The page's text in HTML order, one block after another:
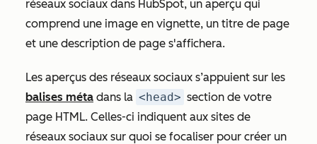
réseaux sociaux dans HubSpot, un aperçu qui
comprend une image en vignette, un titre de page
et une description de page s'affichera.
Les aperçus des réseaux sociaux s’appuient sur les
balises méta dans la <head> section de votre
page HTML. Celles-ci indiquent aux sites de
réseaux sociaux sur quoi se focaliser pour créer un